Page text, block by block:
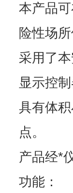
本产品
险性场
采用了
显示控
具有体
点。
产品经*
功能：